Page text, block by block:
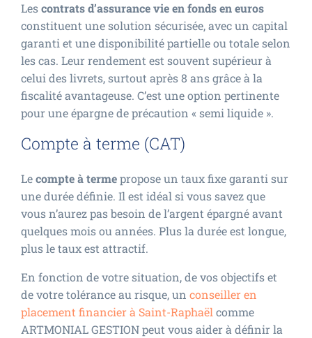
Lescontrats d’assurance vie en fonds en euros
constituent une solution sécurisée, avec un capital
garanti et une disponibilité partielle ou totale selon
les cas. Leur rendement est souvent supérieur à
celui des livrets, surtout après 8 ans grâce à la
fiscalité avantageuse. C’est une option pertinente
pour une épargne de précaution « semi liquide ».
Compte à terme (CAT)
Lecompte à termepropose un taux fixe garanti sur
une durée définie. Il est idéal si vous savez que
vous n’aurez pas besoin de l’argent épargné avant
quelques mois ou années. Plus la durée est longue,
plus le taux est attractif.
En fonction de votre situation, de vos objectifs et
de votre tolérance au risque, un conseiller en
placement financier à Saint-Raphaël comme
ARTMONIAL GESTION peut vous aider à définir la